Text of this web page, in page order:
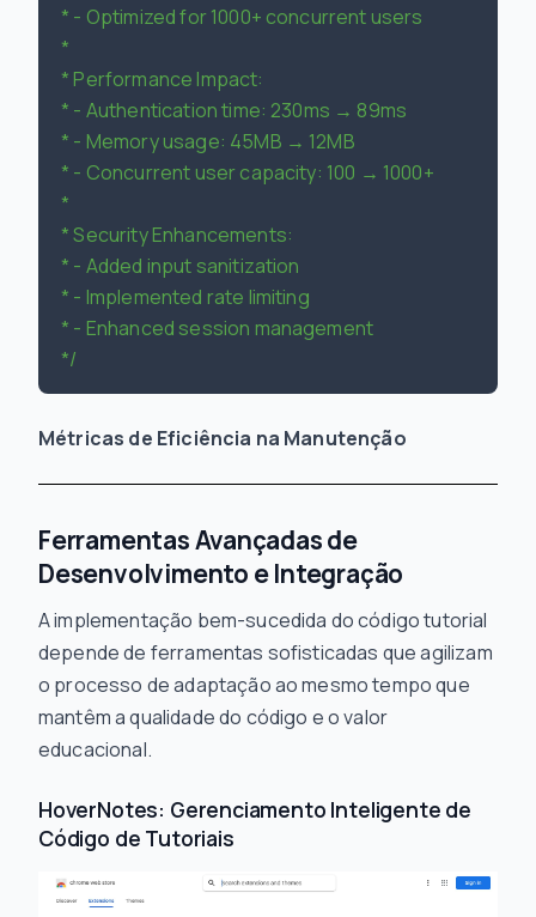
* - Optimized for 1000+ concurrent users
*
* Performance Impact:
* - Authentication time: 230ms → 89ms
* - Memory usage: 45MB → 12MB
* - Concurrent user capacity: 100 → 1000+
*
* Security Enhancements:
* - Added input sanitization
* - Implemented rate limiting
* - Enhanced session management
*/
Métricas de Eficiência na Manutenção
Ferramentas Avançadas de
Desenvolvimento e Integração
A implementação bem-sucedida do código tutorial
depende de ferramentas sofisticadas que agilizam
o processo de adaptação ao mesmo tempo que
mantêm a qualidade do código e o valor
educacional.
HoverNotes: Gerenciamento Inteligente de
Código de Tutoriais